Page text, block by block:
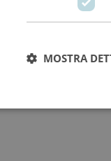
MOSTRA